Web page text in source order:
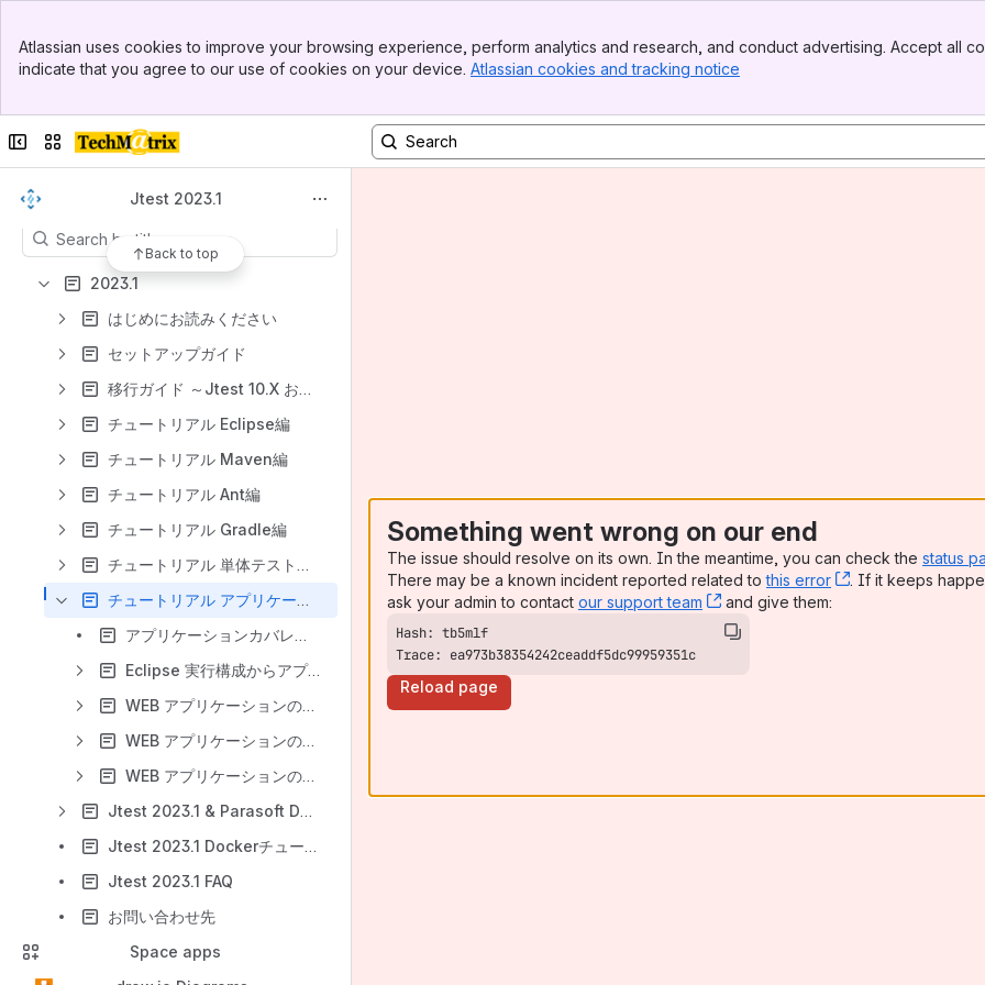
Top Bar
Sidebar
Atlassian uses cookies to improve your browsing experience, perform analytics and research, and conduct advertising. Accept all
indicate that you agree to our use of cookies on your device. Atlassian cookies and tracking notice
Collapse sidebar
Switch sites or apps
Apps
Jtest 2023.1
Back to top
Content
Results will update as you type.
2023.1
はじめにお読みください
セットアップガイド
移行ガイド ～Jtest 10.X および Jtest 202X ユーザー向け～
チュートリアル Eclipse編
チュートリアル Maven編
チュートリアル Ant編
チュートリアル Gradle編
チュートリアル 単体テストアシスタント編
チュートリアル アプリケーションカバレッジ編
アプリケーションカバレッジとは
Eclipse 実行構成からアプリケーションカバレッジを計測する手順
WEB アプリケーションのカバレッジを計測するしくみ
WEB アプリケーションのカバレッジを計測する手順 [Tomcat編]
WEB アプリケーションのカバレッジを計測する手順 [WildFly編]
Jtest 2023.1 & Parasoft DTP 2023.1 連携チュートリアル
Jtest 2023.1 Dockerチュートリアル
Jtest 2023.1 FAQ
お問い合わせ先
Space apps
Something went wrong on our end
The issue should resolve on its own. In the meantime, you can check the status
There may be a known incident reported related tothis error , (opens new
. If it keeps
ask your admin to contact our support team , (opens new window)
and give them:
Trace: ea973b38354242ceaddf5dc99959351c
Reload page